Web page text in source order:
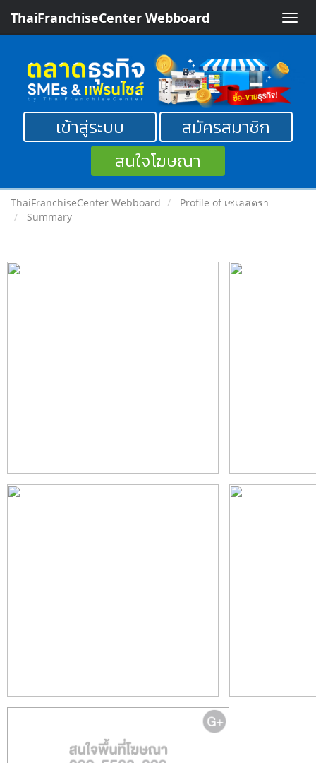
Toggle
ThaiFranchiseCenter Webboard
เข้าสู่ระบบ
สมัครสมาชิก
สนใจโฆษณา
ThaiFranchiseCenter Webboard
Profile of เซเลสตรา
Summary